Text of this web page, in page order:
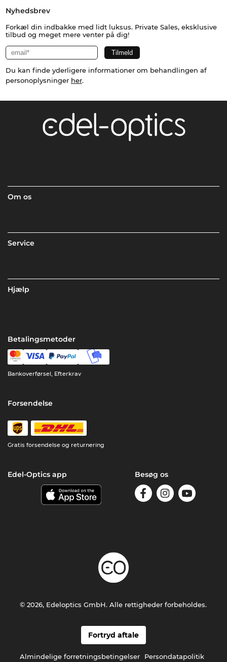
Nyhedsbrev
Forkæl din indbakke med lidt luksus. Private Sales, eksklusive
tilbud og meget mere venter på dig!
Du kan finde yderligere informationer om behandlingen af
personoplysninger her.
Om os
Service
Hjælp
Betalingsmetoder
Bankoverførsel, Efterkrav
Forsendelse
Gratis forsendelse og returnering
Edel-Optics app Besøg os
Fortryd aftale
Almindelige forretningsbetingelser Persondatapolitik
© 2026, Edeloptics GmbH. Alle rettigheder forbeholdes.